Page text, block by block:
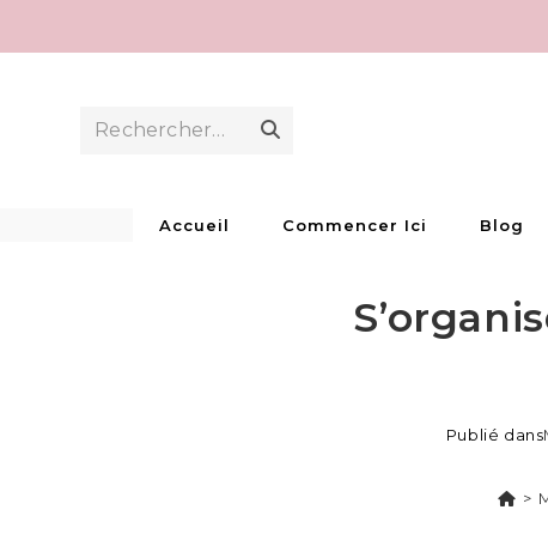
Rechercher…
recherche
Accueil Commencer Ici Blog
Publié dans
>